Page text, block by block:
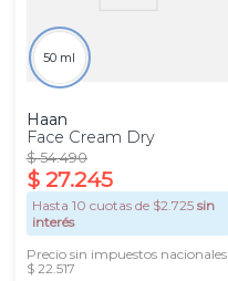
50 ml
Haan
Face Cream Dry
$ 54.490
$ 27.245
Hasta 10 cuotas de $2.725 sin
interés
Precio sin impuestos nacionales
$ 22.517